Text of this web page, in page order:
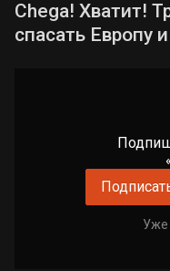
Chega! Хватит!
спасать Европу
Уже